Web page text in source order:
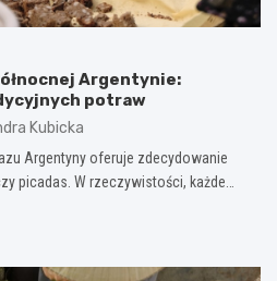
Argentynie:
potraw
Kubicka
Argentyny oferuje zdecydowanie
picadas. W rzeczywistości, każde…